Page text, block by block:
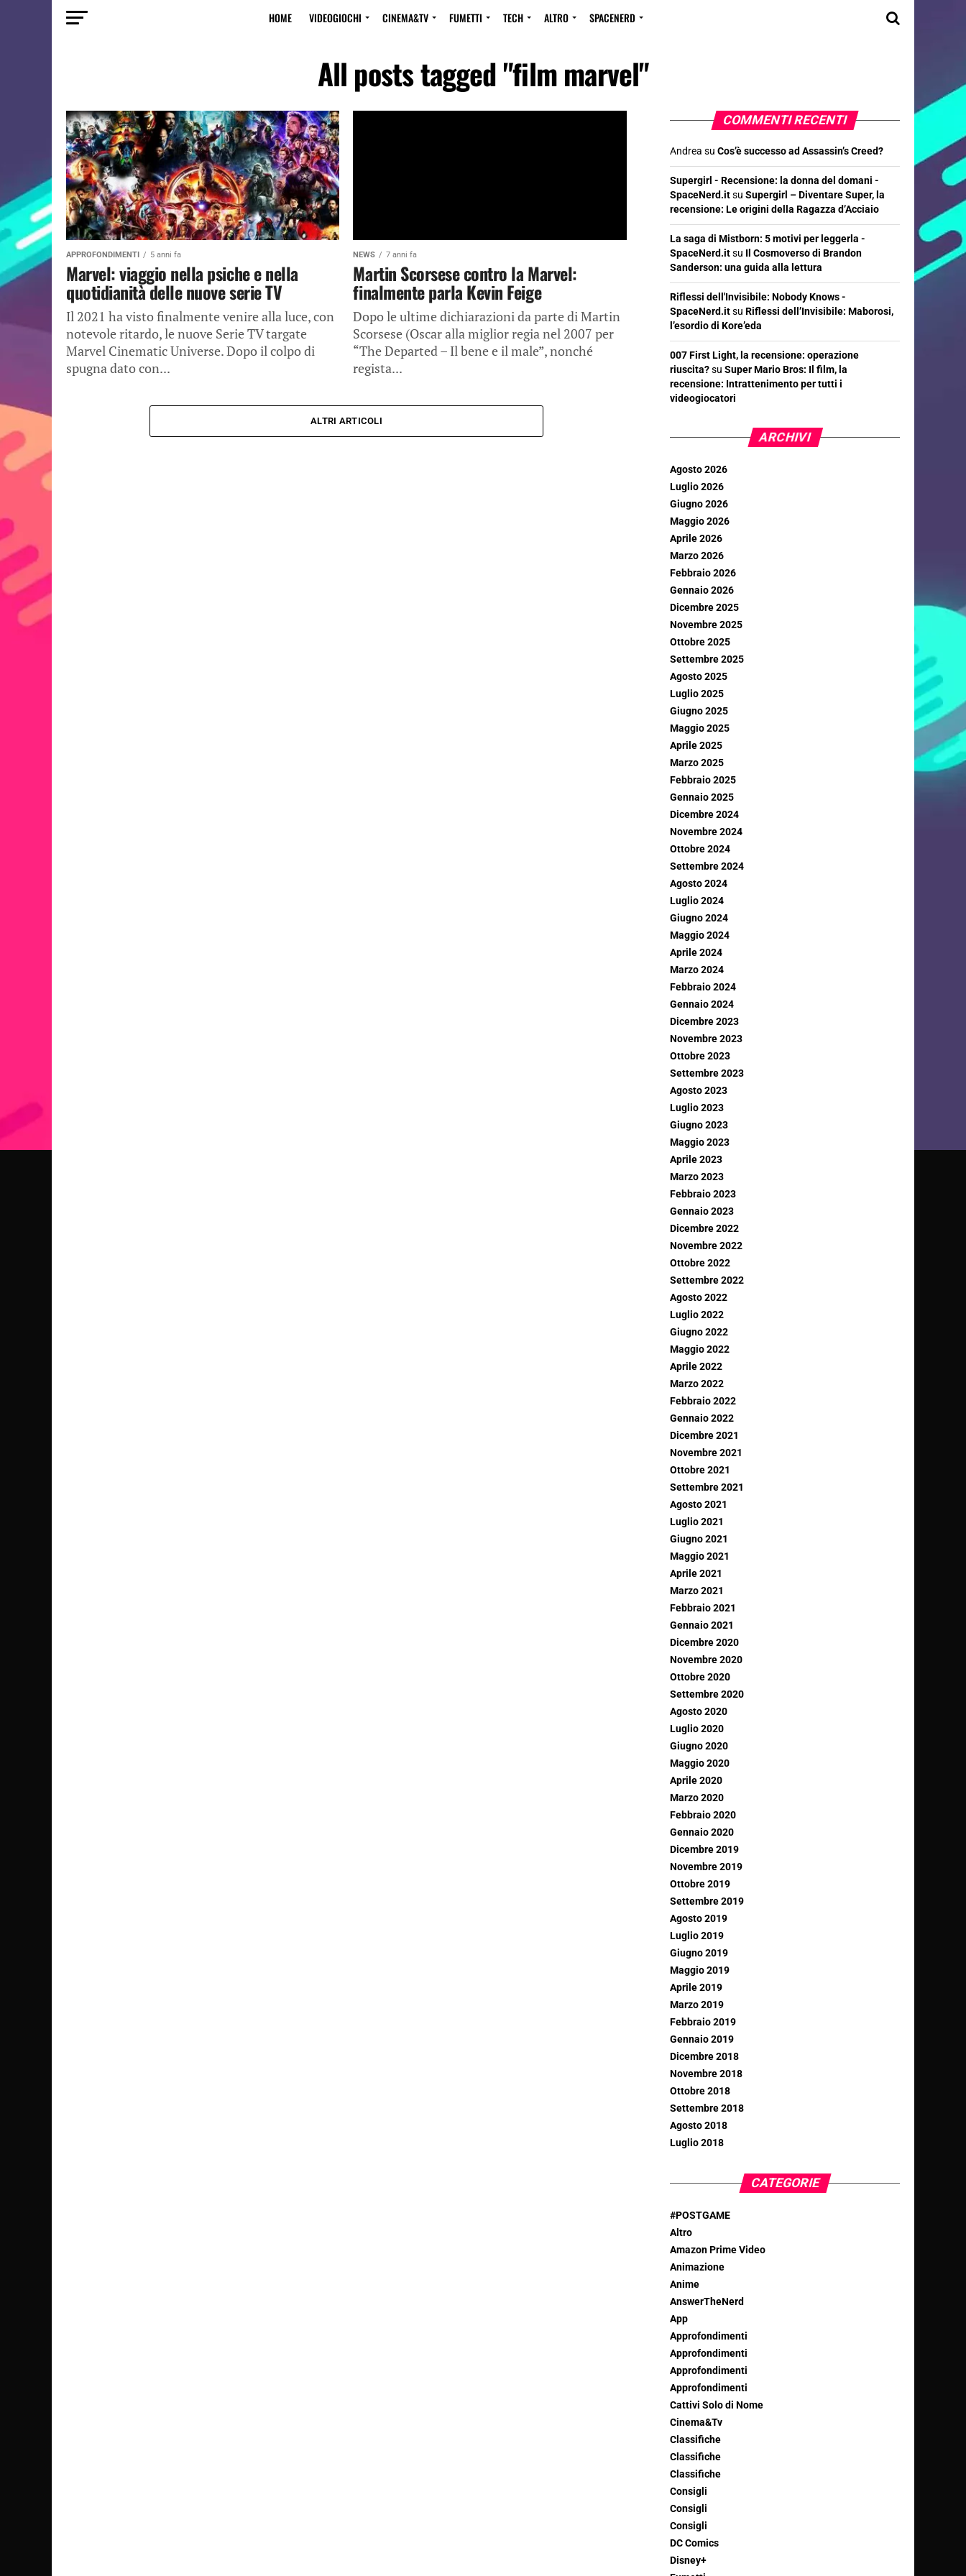
HOME VIDEOGIOCHI CINEMA&TV FUMETTI TECH ALTRO SPACENERD
All posts tagged "film marvel"
APPROFONDIMENTI 5 anni fa
Marvel: viaggio nella psiche e nella
quotidianità delle nuove serie TV
Il 2021 ha visto finalmente venire alla luce, con
notevole ritardo, le nuove Serie TV targate
Marvel Cinematic Universe. Dopo il colpo di
spugna dato con...
NEWS 7 anni fa
Martin Scorsese contro la Marvel:
finalmente parla Kevin Feige
Dopo le ultime dichiarazioni da parte di Martin
Scorsese (Oscar alla miglior regia nel 2007 per
“The Departed – Il bene e il male”, nonché
regista...
ALTRI ARTICOLI
COMMENTI RECENTI
Andrea su Cos’è successo ad Assassin’s Creed?
Supergirl - Recensione: la donna del domani -
SpaceNerd.itsu Supergirl – Diventare Super, la
recensione: Le origini della Ragazza d’Acciaio
La saga di Mistborn: 5 motivi per leggerla -
SpaceNerd.itsu Il Cosmoverso di Brandon
Sanderson: una guida alla lettura
Riflessi dell'Invisibile: Nobody Knows -
SpaceNerd.itsu Riflessi dell’Invisibile: Maborosi,
l’esordio di Kore’eda
007 First Light, la recensione: operazione
riuscita?su Super Mario Bros: Il film, la
recensione: Intrattenimento per tutti i
videogiocatori
ARCHIVI
Agosto 2026
Luglio 2026
Giugno 2026
Maggio 2026
Aprile 2026
Marzo 2026
Febbraio 2026
Gennaio 2026
Dicembre 2025
Novembre 2025
Ottobre 2025
Settembre 2025
Agosto 2025
Luglio 2025
Giugno 2025
Maggio 2025
Aprile 2025
Marzo 2025
Febbraio 2025
Gennaio 2025
Dicembre 2024
Novembre 2024
Ottobre 2024
Settembre 2024
Agosto 2024
Luglio 2024
Giugno 2024
Maggio 2024
Aprile 2024
Marzo 2024
Febbraio 2024
Gennaio 2024
Dicembre 2023
Novembre 2023
Ottobre 2023
Settembre 2023
Agosto 2023
Luglio 2023
Giugno 2023
Maggio 2023
Aprile 2023
Marzo 2023
Febbraio 2023
Gennaio 2023
Dicembre 2022
Novembre 2022
Ottobre 2022
Settembre 2022
Agosto 2022
Luglio 2022
Giugno 2022
Maggio 2022
Aprile 2022
Marzo 2022
Febbraio 2022
Gennaio 2022
Dicembre 2021
Novembre 2021
Ottobre 2021
Settembre 2021
Agosto 2021
Luglio 2021
Giugno 2021
Maggio 2021
Aprile 2021
Marzo 2021
Febbraio 2021
Gennaio 2021
Dicembre 2020
Novembre 2020
Ottobre 2020
Settembre 2020
Agosto 2020
Luglio 2020
Giugno 2020
Maggio 2020
Aprile 2020
Marzo 2020
Febbraio 2020
Gennaio 2020
Dicembre 2019
Novembre 2019
Ottobre 2019
Settembre 2019
Agosto 2019
Luglio 2019
Giugno 2019
Maggio 2019
Aprile 2019
Marzo 2019
Febbraio 2019
Gennaio 2019
Dicembre 2018
Novembre 2018
Ottobre 2018
Settembre 2018
Agosto 2018
Luglio 2018
CATEGORIE
#POSTGAME
Altro
Amazon Prime Video
Animazione
Anime
AnswerTheNerd
App
Approfondimenti
Approfondimenti
Approfondimenti
Approfondimenti
Cattivi Solo di Nome
Cinema&Tv
Classifiche
Classifiche
Classifiche
Consigli
Consigli
Consigli
DC Comics
Disney+